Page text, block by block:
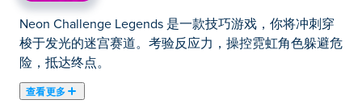
Neon Challenge Legends 是一款技巧游戏，你将冲刺穿
梭于发光的迷宫赛道。考验反应力，操控霓虹角色躲避危
险，抵达终点。
查看更多